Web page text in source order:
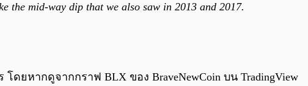
the mid-way dip that we also saw in 2013 and 2017.
ยหากดูจากกราฟ BLX ของ BraveNewCoin บน TradingView